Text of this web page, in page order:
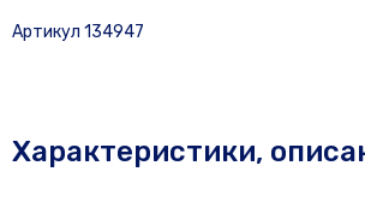
Артикул 134947
Характеристики,